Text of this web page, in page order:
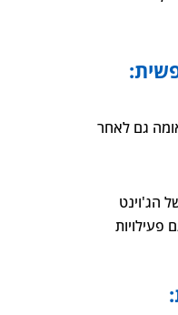
גם לאחר
הג'וינט
פעילויות